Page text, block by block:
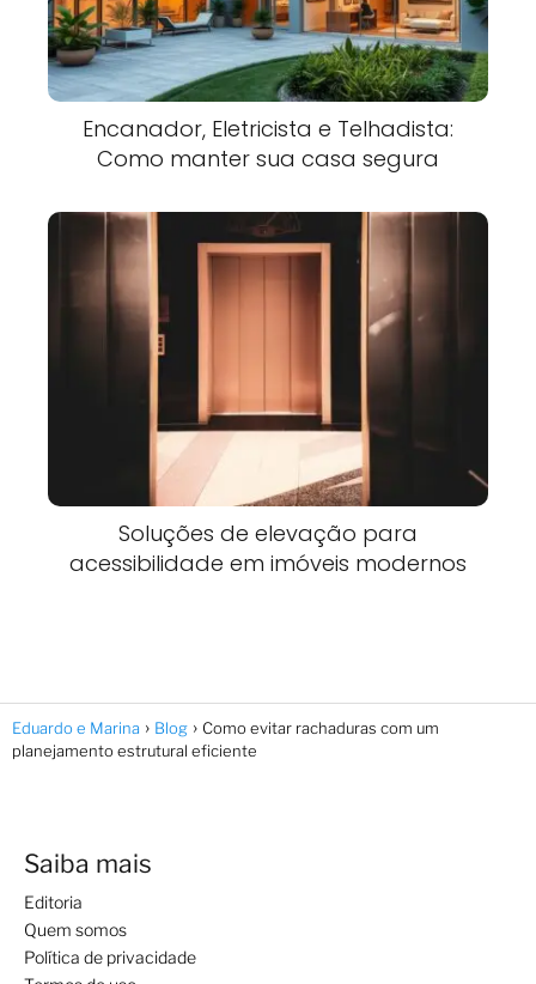
Encanador, Eletricista e Telhadista:
Como manter sua casa segura
Soluções de elevação para
acessibilidade em imóveis modernos
Eduardo e Marina Blog
Como evitar rachaduras com um
planejamento estrutural eficiente
Saiba mais
Editoria
Quem somos
Política de privacidade